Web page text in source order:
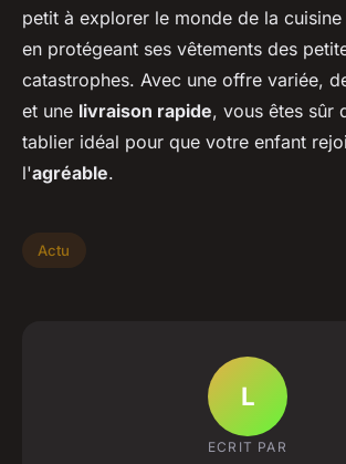
petit à explorer le monde de la
en protégeant ses vêtements des
catastrophes. Avec une offre variée,
et une livraison rapide, vous êtes sûr
tablier idéal pour que votre enfant
l'agréable.
Actu
L
ECRIT PAR